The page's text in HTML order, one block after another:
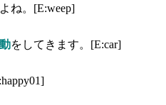
ね。[E:weep]
をしてきます。[E:car]